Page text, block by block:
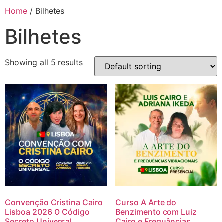
Home / Bilhetes
Bilhetes
Showing all 5 results
Convenção Cristina Cairo
Lisboa 2026 O Código
Curso A Arte do
Benzimento com Luiz